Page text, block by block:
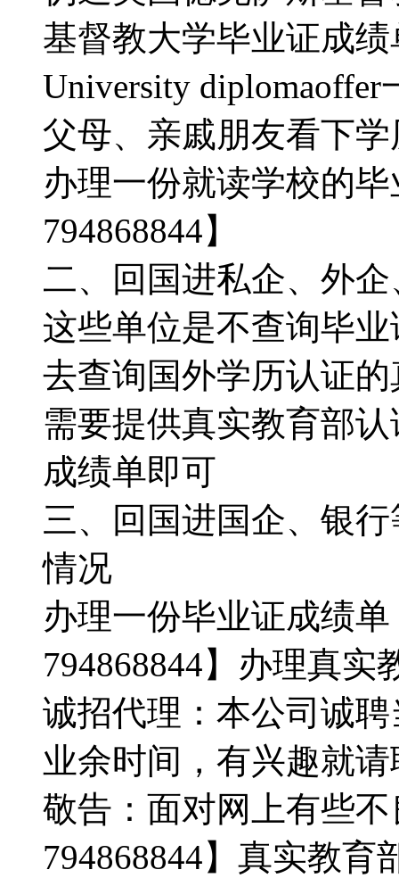
基督教大学毕业证成绩
University
父母、亲戚朋友看下
办理一份就读学校的
794868844】
二、回国进私企、外
这些单位是不查询毕
去查询国外学历认证的
需要提供真实教育部
成绩单即可
三、回国进国企、银
情况
办理一份毕业证成绩
794868844】办理真
诚招代理：本公司诚
业余时间，有兴趣就
敬告：面对网上有些
794868844】真实教